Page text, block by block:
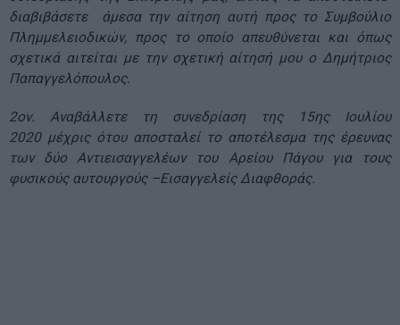
διαβιβάσετε άμεσα την αίτηση αυτή προς το Συμβούλιο
Πλημμελειοδικών, προς το οποίο απευθύνεται και όπως
σχετικά αιτείται με την σχετική αίτησή μου ο Δημήτριος
Παπαγγελόπουλος.
2ον. Αναβάλλετε τη συνεδρίαση της 15ης Ιουλίου
2020 μέχρις ότου αποσταλεί το αποτέλεσμα της έρευνας
των δύο Αντιεισαγγελέων του Αρείου Πάγου για τους
φυσικούς αυτουργούς –Εισαγγελείς Διαφθοράς.